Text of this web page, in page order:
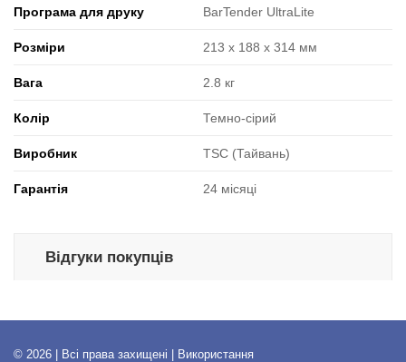
Програма для друку BarTender UltraLite
Розміри 213 x 188 x 314 мм
Вага 2.8 кг
Колір Темно-сірий
Виробник TSC (Тайвань)
Гарантія 24 місяці
Відгуки покупців
© 2026 | Всі права захищені | Використання